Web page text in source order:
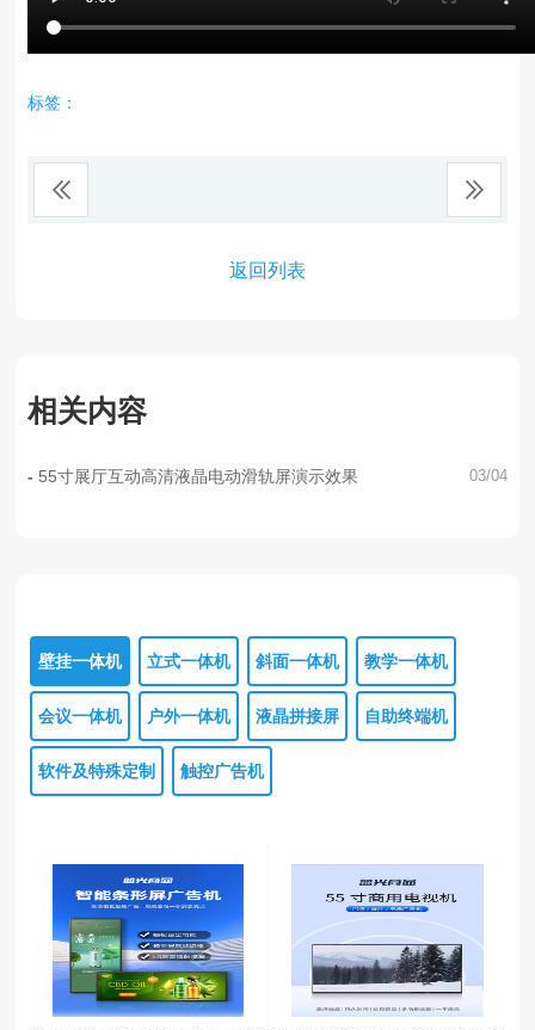
标签：
返回列表
相关内容
55寸展厅互动高清液晶电动滑轨屏演示效果 03/04
壁挂一体机 立式一体机 斜面一体机 教学一体机
会议一体机 户外一体机 液晶拼接屏 自助终端机
软件及特殊定制 触控广告机